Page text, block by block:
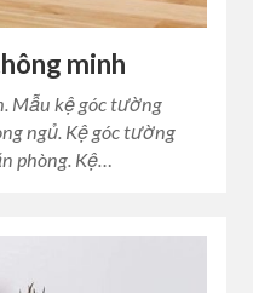
minh
Mẫu kệ góc tường
ngủ. Kệ góc tường
phòng. Kệ…